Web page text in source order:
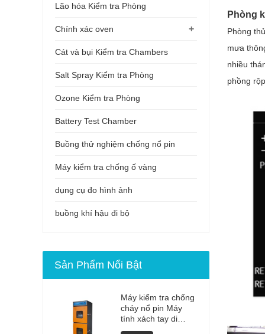
Phòng
Phòng
mưa
nhiều
phồng
Lão hóa Kiểm tra Phòng
+
Chính xác oven
Cát và bụi Kiểm tra Chambers
Salt Spray Kiểm tra Phòng
Ozone Kiểm tra Phòng
Battery Test Chamber
Buồng thử nghiệm chống nổ pin
Máy kiểm tra chống ố vàng
dụng cụ đo hình ảnh
buồng khí hậu đi bộ
Sản Phẩm Nổi Bật
Máy kiểm tra chống
cháy nổ pin Máy
tính xách tay di
động chất lượng